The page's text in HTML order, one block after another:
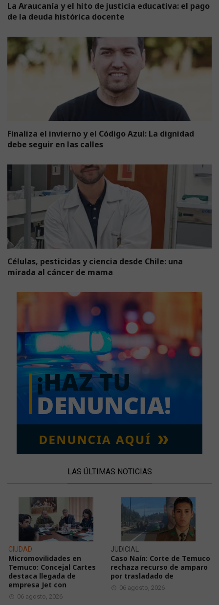
La Araucanía y el hito de justicia educativa: el pago
de la deuda histórica docente
Finaliza el invierno y el Código Azul: La dignidad
debe seguir en las calles
Células, pesticidas y ciencia desde Chile: una
mirada al cáncer de mama
LAS ÚLTIMAS NOTICIAS
CIUDAD
Micromovilidades en
Temuco: Concejal Cartes
destaca llegada de
empresa Jet con
06 agosto, 2026
JUDICIAL
Caso Naín: Corte de Temuco
rechaza recurso de amparo
por trasladado de
06 agosto, 2026